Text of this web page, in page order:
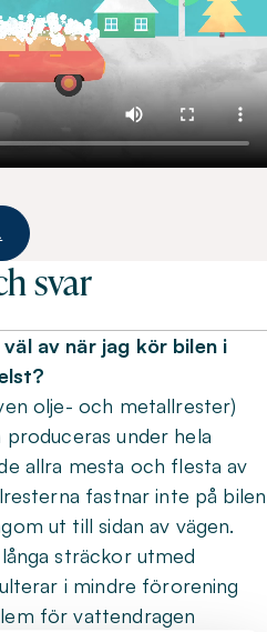
svar
av när jag kör bilen i
olje- och metallrester)
under hela
allra mesta och flesta av
fastnar inte på bilen
ut till sidan av vägen.
sträckor utmed
i mindre förorening
för vattendragen